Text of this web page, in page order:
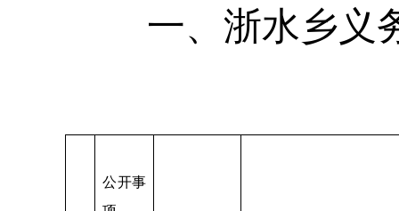
一、浙水乡义
公开事